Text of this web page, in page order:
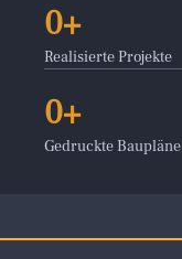
0
Realisierte Projekte
0
Gedruckte Baupläne